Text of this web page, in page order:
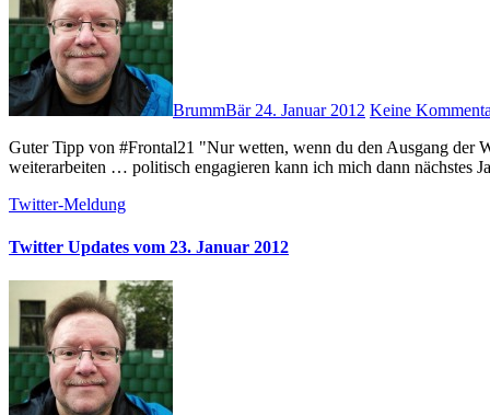
BrummBär 24. Januar 2012 Keine
Guter Tipp von #Frontal21 "Nur wetten, wenn du den Ausgang der Wette manipulieren kannst." # Denke, muss jetzt so langsam
weiterarbeiten … politisch engagieren kann ich mich dann nächstes
Twitter-Meldung
Twitter Updates vom 23. Januar 2012